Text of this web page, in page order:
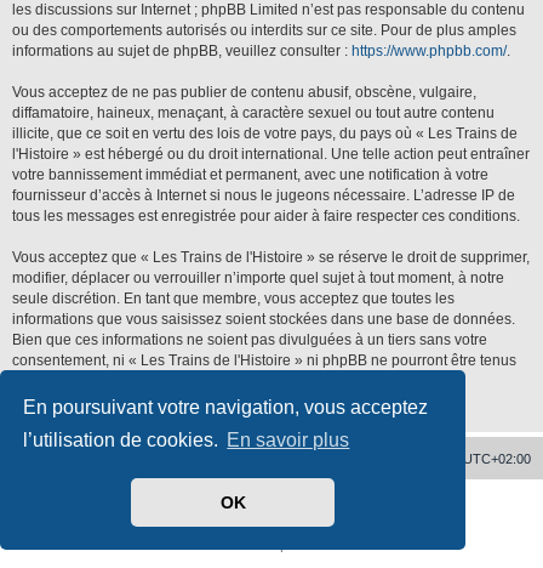
En poursuivant votre navigation, vous acceptez
l’utilisation de cookies. En savoir plus
OK
les discussions sur Internet ; phpBB Limited n’est pas responsable du contenu
ou des comportements autorisés ou interdits sur ce site. Pour de plus amples
informations au sujet de phpBB, veuillez consulter : https://www.phpbb.com/.
Vous acceptez de ne pas publier de contenu abusif, obscène, vulgaire,
diffamatoire, haineux, menaçant, à caractère sexuel ou tout autre contenu
illicite, que ce soit en vertu des lois de votre pays, du pays où « Les Trains de
l'Histoire » est hébergé ou du droit international. Une telle action peut entraîner
votre bannissement immédiat et permanent, avec une notification à votre
fournisseur d’accès à Internet si nous le jugeons nécessaire. L’adresse IP de
tous les messages est enregistrée pour aider à faire respecter ces conditions.
Vous acceptez que « Les Trains de l'Histoire » se réserve le droit de supprimer,
modifier, déplacer ou verrouiller n’importe quel sujet à tout moment, à notre
seule discrétion. En tant que membre, vous acceptez que toutes les
informations que vous saisissez soient stockées dans une base de données.
Bien que ces informations ne soient pas divulguées à un tiers sans votre
consentement, ni « Les Trains de l'Histoire » ni phpBB ne pourront être tenus
compromission des données.
UTC+02:00
phpBB ® Forum Software © phpBB Limited
phpBB-fr.com